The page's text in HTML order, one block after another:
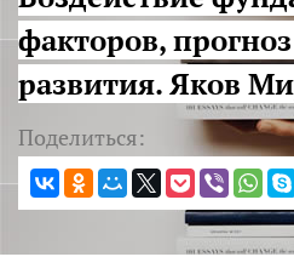
факторов,
развития. Яков
Поделиться: